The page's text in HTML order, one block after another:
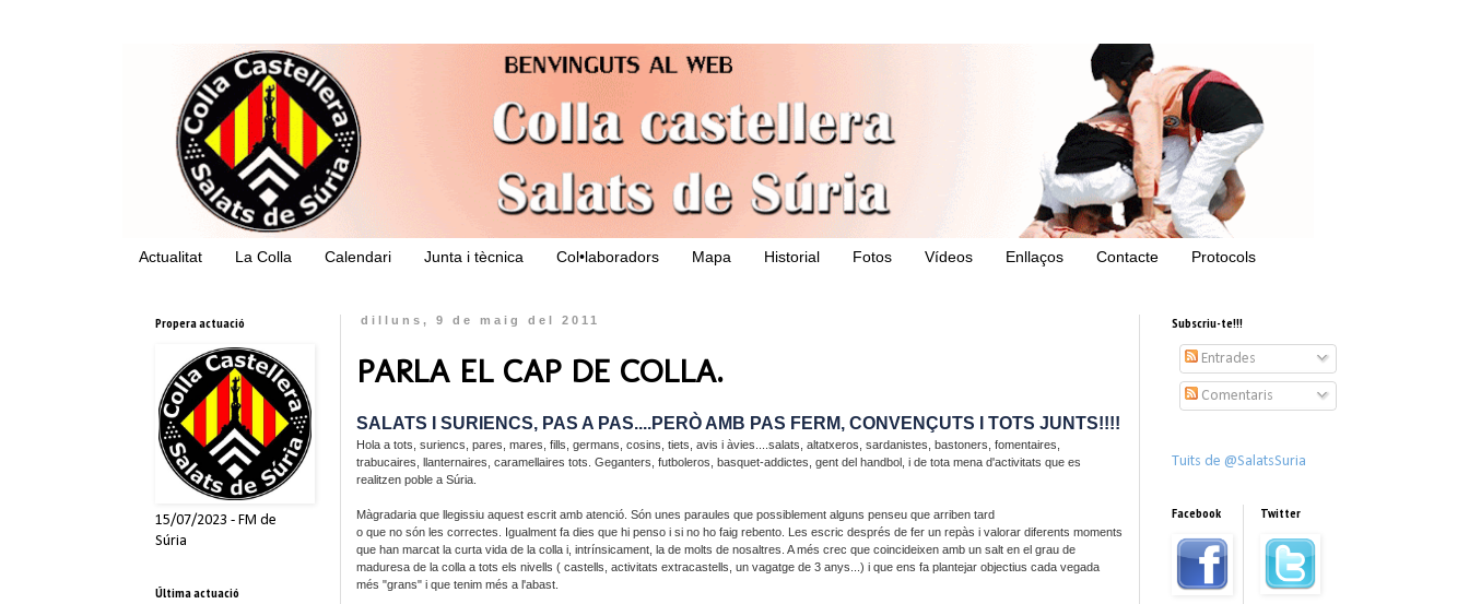
Actualitat La Colla Calendari Junta i tècnica Col•laboradors Mapa Historial Fotos Vídeos Enllaços Contacte Protocols
dilluns, 9 de maig del 2011
PARLA EL CAP DE COLLA.
SALATS I SURIENCS, PAS A PAS....PERÒ AMB PAS FERM, CONVENÇUTS I TOTS JUNTS!!!!
Hola a tots, suriencs, pares, mares, fills, germans, cosins, tiets, avis i àvies....salats, altatxeros, sardanistes, bastoners, fomentaires,
trabucaires, llanternaires, caramellaires tots. Geganters, futboleros, basquet-addictes, gent del handbol, i de tota mena d'activitats que es
realitzen poble a Súria.
Màgradaria que llegissiu aquest escrit amb atenció. Són unes paraules que possiblement alguns penseu que arriben tard
o que no són les correctes. Igualment fa dies que hi penso i si no ho faig rebento. Les escric després de fer un repàs i valorar diferents moments
que han marcat la curta vida de la colla i, intrínsicament, la de molts de nosaltres. A més crec que coincideixen amb un salt en el grau de
maduresa de la colla a tots els nivells ( castells, activitats extracastells, un vagatge de 3 anys...) i que ens fa plantejar objectius cada vegada
més "grans" i que tenim més a l'abast.
Propera actuació
15/07/2023 - FM de
Súria
Última actuació
Subscriu-te!!!
Entrades
Comentaris
Tuits de @SalatsSuria
Facebook Twitter